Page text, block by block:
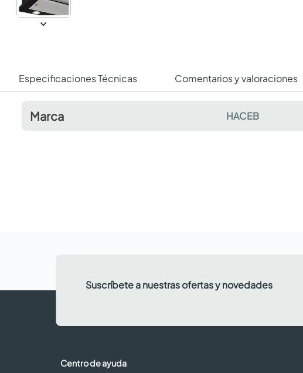
Especificaciones Técnicas Comentarios y valoraciones
Marca HACEB
Suscríbete a nuestras ofertas y novedades
Centro de ayuda